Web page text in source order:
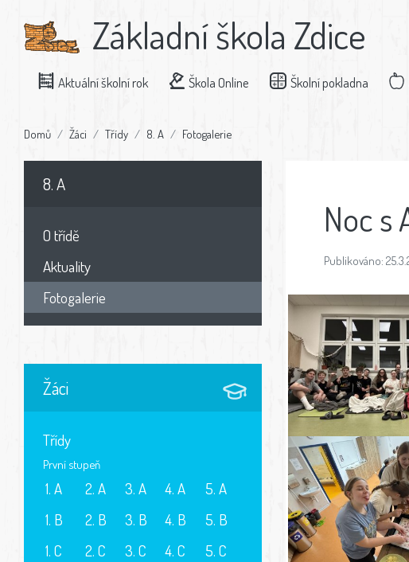
Základní škola Zdice
Aktuální školní rok Škola Online Školní pokladna
Domů Žáci Třídy 8. A Fotogalerie
8. A
O třídě
Aktuality
Fotogalerie
Žáci
Třídy
První stupeň
1. A
1. B
1. C
2. A
2. B
2. C
3. A
3. B
3. C
4. A
4. B
4. C
5. A
5. B
5. C
Noc s
Publikováno: